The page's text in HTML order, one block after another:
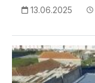
13.06.2025
Imagem